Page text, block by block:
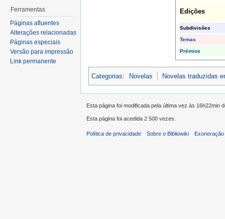
Edições
Subdivisões
Temas
Prémios
Categorias: Novelas Novelas traduzidas
Ferramentas
Páginas afluentes
Alterações relacionadas
Páginas especiais
Versão para impressão
Link permanente
Esta página foi modificada pela última vez às 16h22min
Esta página foi acedida 2 500 vezes.
Política de privacidade Sobre o Bibliowiki